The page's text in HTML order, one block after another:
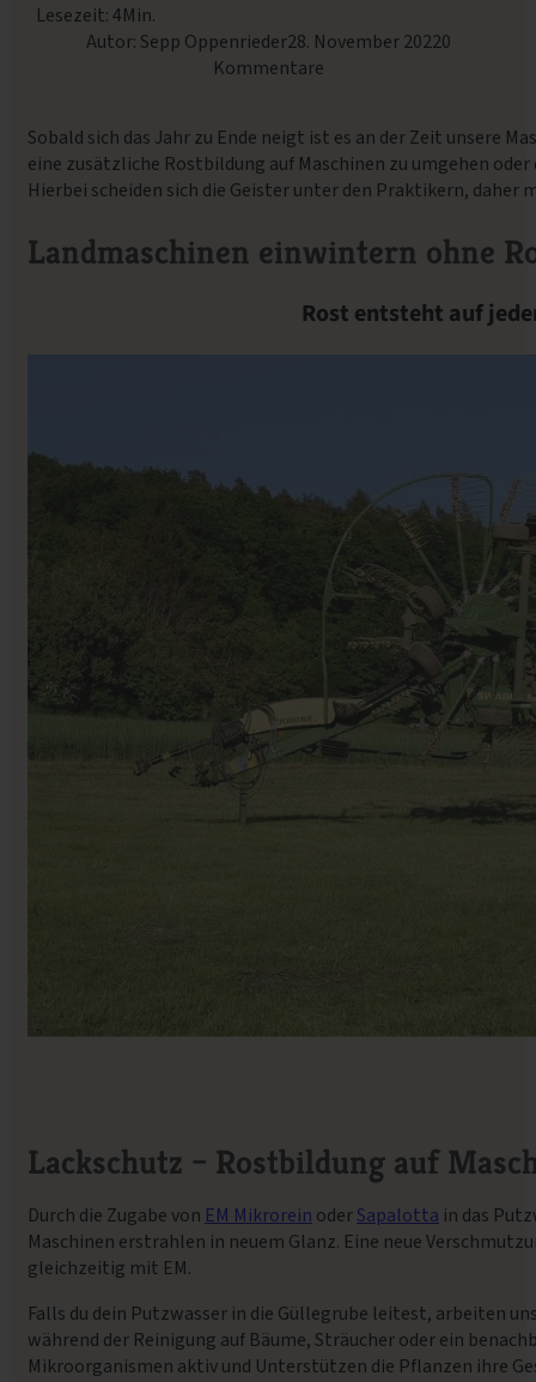
Lesezeit: 4Min.
Autor: Sepp Oppenrieder28. November 20220
Kommentare
Sobald sich das Jahr zu Ende neigt ist es an der Zeit unsere
eine zusätzliche Rostbildung auf Maschinen zu umgehen
Hierbei scheiden sich die Geister unter den Praktikern,
Landmaschinen einwintern ohne
Rost entsteht auf
Lackschutz – Rostbildung auf
Durch die Zugabe von EM Mikrorein oderSapalotta in das
Maschinen erstrahlen in neuem Glanz. Eine neue
gleichzeitig mit EM.
Falls du dein Putzwasser in die Güllegrube leitest, arbeiten
während der Reinigung auf Bäume, Sträucher oder ein
Mikroorganismen aktiv und Unterstützen die Pflanzen ihre